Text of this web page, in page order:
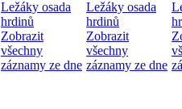
Ležáky osada
hrdinů
Zobrazit
všechny
záznamy ze dne
Ležáky osada
hrdinů
Zobrazit
všechny
záznamy ze dne